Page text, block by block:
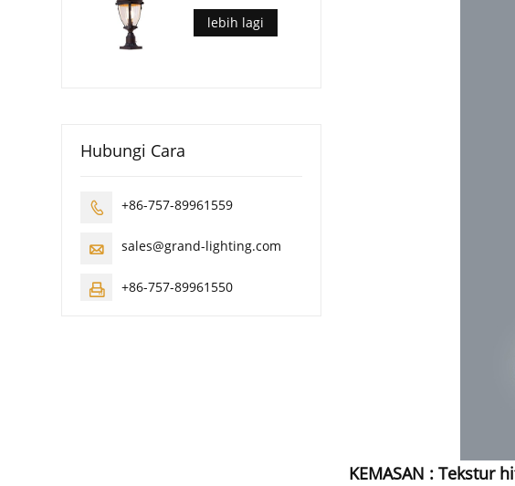
KEMASAN : Tekstur
lebih lagi
Hubungi Cara
 +86-757-89961559
 sales@grand-lighting.com
 +86-757-89961550